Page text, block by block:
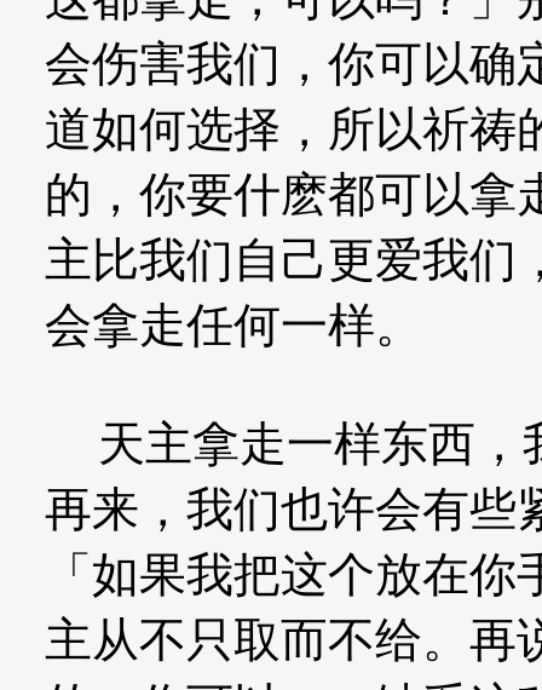
会伤害我们，你可以确
道如何选择，所以祈祷
的，你要什麽都可以拿
主比我们自己更爱我们
会拿走任何一样。
天主拿走一样东西，
再来，我们也许会有些
「如果我把这个放在
主从不只取而不给。再